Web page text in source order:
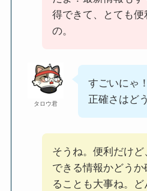
得できて、とても便
の。
タロウ君
すごいにゃ
正確さはど
そうね。便利だけど
できる情報かどうか
ることも大事ね。ど